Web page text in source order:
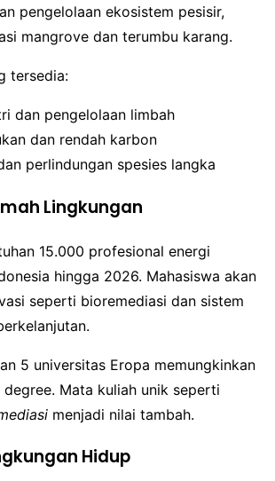
pengelolaan ekosistem pesisir,
mangrove dan terumbu karang.
tersedia:
dan pengelolaan limbah
dan rendah karbon
perlindungan spesies langka
Lingkungan
15.000 profesional energi
hingga 2026. Mahasiswa akan
seperti bioremediasi dan sistem
5 universitas Eropa memungkinkan
Mata kuliah unik seperti
menjadi nilai tambah.
Hidup